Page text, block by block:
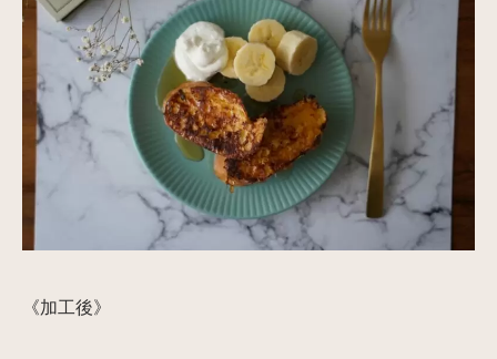
《加工後》